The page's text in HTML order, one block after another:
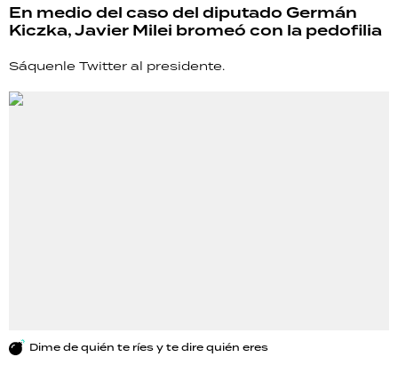
En medio del caso del diputado Germán
Kiczka, Javier Milei bromeó con la pedofilia
Sáquenle Twitter al presidente.
Dime de quién te ríes y te dire quién eres